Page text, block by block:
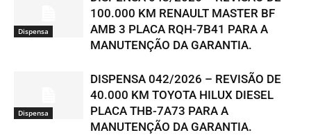
Dispensa
100.000 KM RENAULT MASTER BF
AMB 3 PLACA RQH-7B41 PARA A
MANUTENÇÃO DA GARANTIA.
Dispensa
DISPENSA 042/2026 – REVISÃO DE
40.000 KM TOYOTA HILUX DIESEL
PLACA THB-7A73 PARA A
MANUTENÇÃO DA GARANTIA.